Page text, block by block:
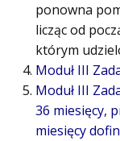
ponowna
licząc od
którym
Moduł III
Moduł III
36 miesięcy,
miesięcy